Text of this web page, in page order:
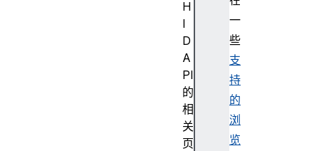
一
些
支
持
的
浏
览
H
I
D
A
PI
的
相
关
页